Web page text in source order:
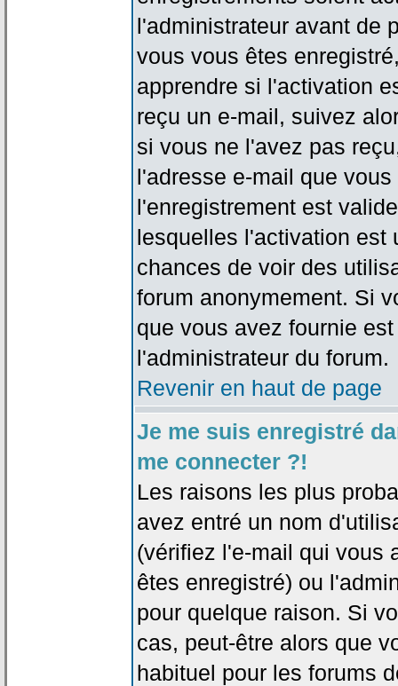
l'administrateur avant de
vous vous êtes
apprendre si l'activation
reçu un e-mail, suivez
si vous ne l'avez pas
l'adresse e-mail que
l'enregistrement est
lesquelles l'activation est
chances de voir des
forum anonymement. Si
que vous avez fournie
l'administrateur du forum.
Revenir en haut de page
Je me suis enregistré
me connecter ?!
Les raisons les plus
avez entré un nom
(vérifiez l'e-mail qui vous
êtes enregistré) ou
pour quelque raison. Si
cas, peut-être alors que
habituel pour les forums